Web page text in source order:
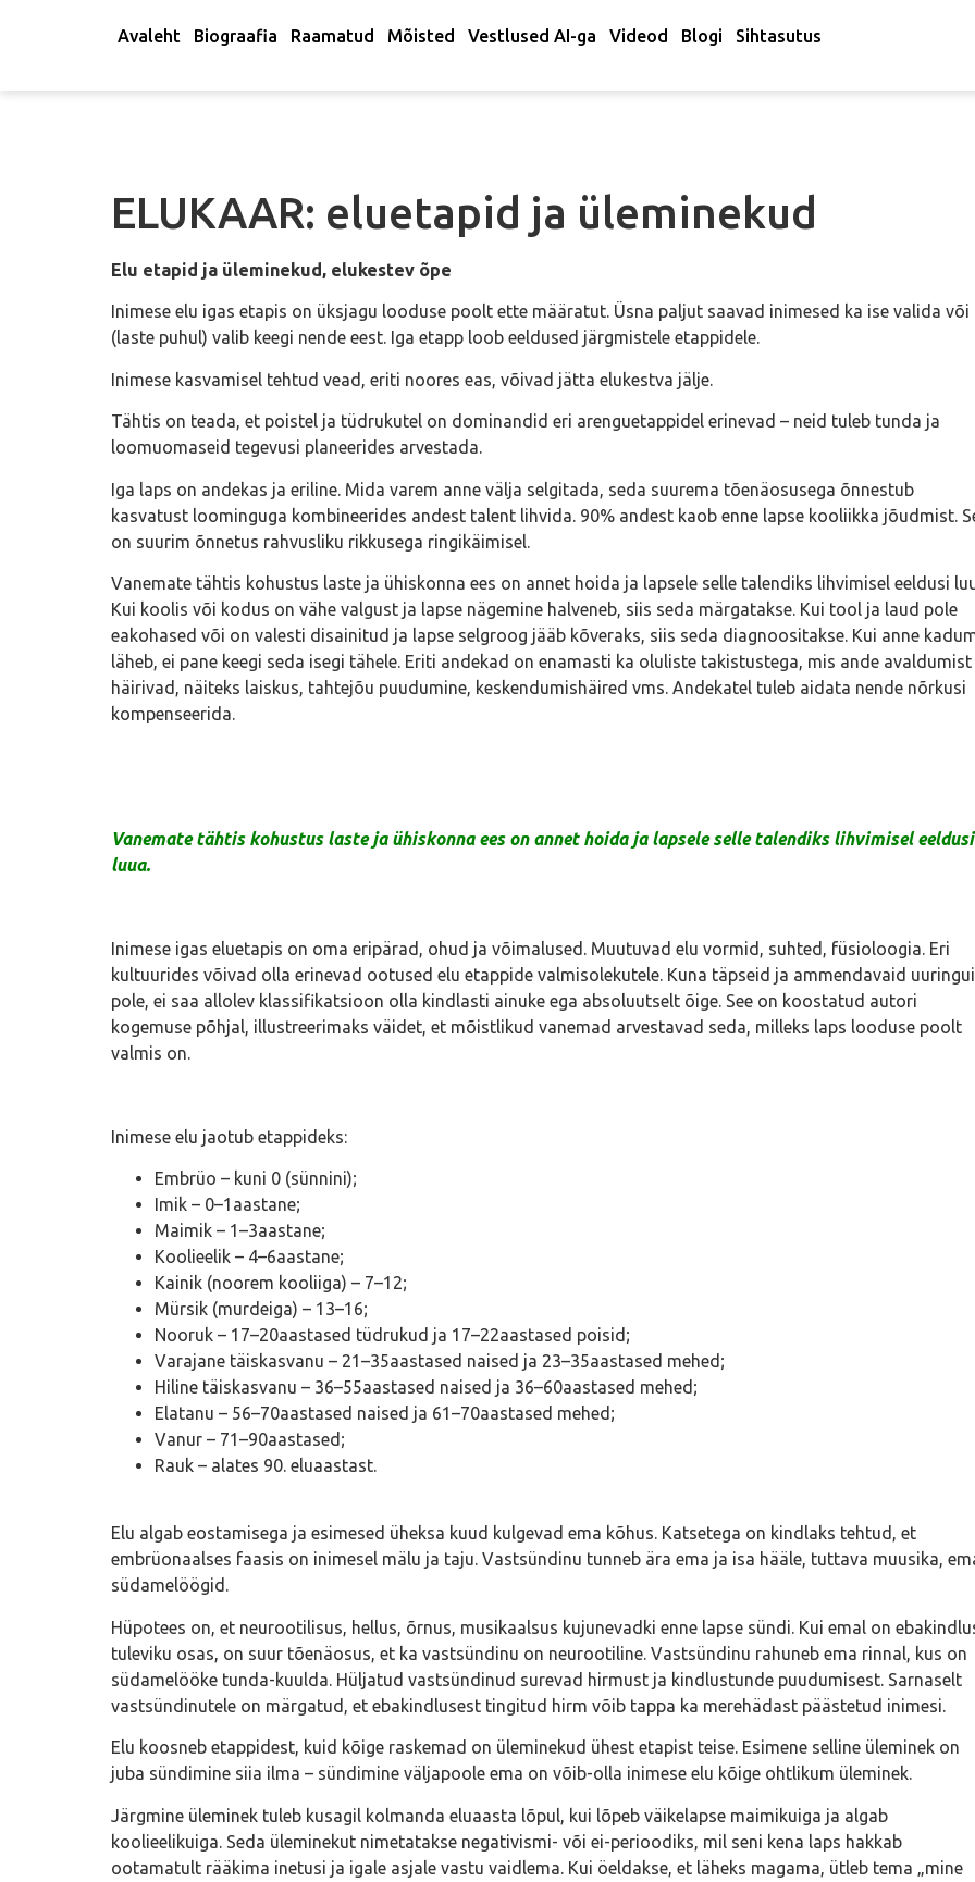
Avaleht Biograafia Raamatud Mõisted Vestlused AI-ga Videod Blogi Sihtasutus
ELUKAAR: eluetapid ja üleminekud
Elu etapid ja üleminekud, elukestev õpe
Inimese elu igas etapis on üksjagu looduse poolt ette määratut. Üsna paljut saavad inimesed ka ise valida või
(laste puhul) valib keegi nende eest. Iga etapp loob eeldused järgmistele etappidele.
Inimese kasvamisel tehtud vead, eriti noores eas, võivad jätta elukestva jälje.
Tähtis on teada, et poistel ja tüdrukutel on dominandid eri arenguetappidel erinevad – neid tuleb tunda ja
loomuomaseid tegevusi planeerides arvestada.
Iga laps on andekas ja eriline. Mida varem anne välja selgitada, seda suurema tõenäosusega õnnestub
kasvatust loominguga kombineerides andest talent lihvida. 90% andest kaob enne lapse kooliikka jõudmist.
on suurim õnnetus rahvusliku rikkusega ringikäimisel.
Vanemate tähtis kohustus laste ja ühiskonna ees on annet hoida ja lapsele selle talendiks lihvimisel eeldusi
Kui koolis või kodus on vähe valgust ja lapse nägemine halveneb, siis seda märgatakse. Kui tool ja laud pole
eakohased või on valesti disainitud ja lapse selgroog jääb kõveraks, siis seda diagnoositakse. Kui anne
läheb, ei pane keegi seda isegi tähele. Eriti andekad on enamasti ka oluliste takistustega, mis ande avaldumist
häirivad, näiteks laiskus, tahtejõu puudumine, keskendumishäired vms. Andekatel tuleb aidata nende nõrkusi
kompenseerida.
Vanemate tähtis kohustus laste ja ühiskonna ees on annet hoida ja lapsele selle talendiks lihvimisel eeldusi
luua.
Inimese igas eluetapis on oma eripärad, ohud ja võimalused. Muutuvad elu vormid, suhted, füsioloogia. Eri
kultuurides võivad olla erinevad ootused elu etappide valmisolekutele. Kuna täpseid ja ammendavaid
pole, ei saa allolev klassifikatsioon olla kindlasti ainuke ega absoluutselt õige. See on koostatud autori
kogemuse põhjal, illustreerimaks väidet, et mõistlikud vanemad arvestavad seda, milleks laps looduse poolt
valmis on.
Inimese elu jaotub etappideks:
Embrüo – kuni 0 (sünnini);
Imik – 0–1aastane;
Maimik – 1–3aastane;
Koolieelik – 4–6aastane;
Kainik (noorem kooliiga) – 7–12;
Mürsik (murdeiga) – 13–16;
Nooruk – 17–20aastased tüdrukud ja 17–22aastased poisid;
Varajane täiskasvanu – 21–35aastased naised ja 23–35aastased mehed;
Hiline täiskasvanu – 36–55aastased naised ja 36–60aastased mehed;
Elatanu – 56–70aastased naised ja 61–70aastased mehed;
Vanur – 71–90aastased;
Rauk – alates 90. eluaastast.
Elu algab eostamisega ja esimesed üheksa kuud kulgevad ema kõhus. Katsetega on kindlaks tehtud, et
embrüonaalses faasis on inimesel mälu ja taju. Vastsündinu tunneb ära ema ja isa hääle, tuttava muusika,
südamelöögid.
Hüpotees on, et neurootilisus, hellus, õrnus, musikaalsus kujunevadki enne lapse sündi. Kui emal on
tuleviku osas, on suur tõenäosus, et ka vastsündinu on neurootiline. Vastsündinu rahuneb ema rinnal, kus on
südamelööke tunda-kuulda. Hüljatud vastsündinud surevad hirmust ja kindlustunde puudumisest. Sarnaselt
vastsündinutele on märgatud, et ebakindlusest tingitud hirm võib tappa ka merehädast päästetud inimesi.
Elu koosneb etappidest, kuid kõige raskemad on üleminekud ühest etapist teise. Esimene selline üleminek on
juba sündimine siia ilma – sündimine väljapoole ema on võib-olla inimese elu kõige ohtlikum üleminek.
Järgmine üleminek tuleb kusagil kolmanda eluaasta lõpul, kui lõpeb väikelapse maimikuiga ja algab
koolieelikuiga. Seda üleminekut nimetatakse negativismi- või ei-perioodiks, mil seni kena laps hakkab
ootamatult rääkima inetusi ja igale asjale vastu vaidlema. Kui öeldakse, et läheks magama, ütleb tema „mine